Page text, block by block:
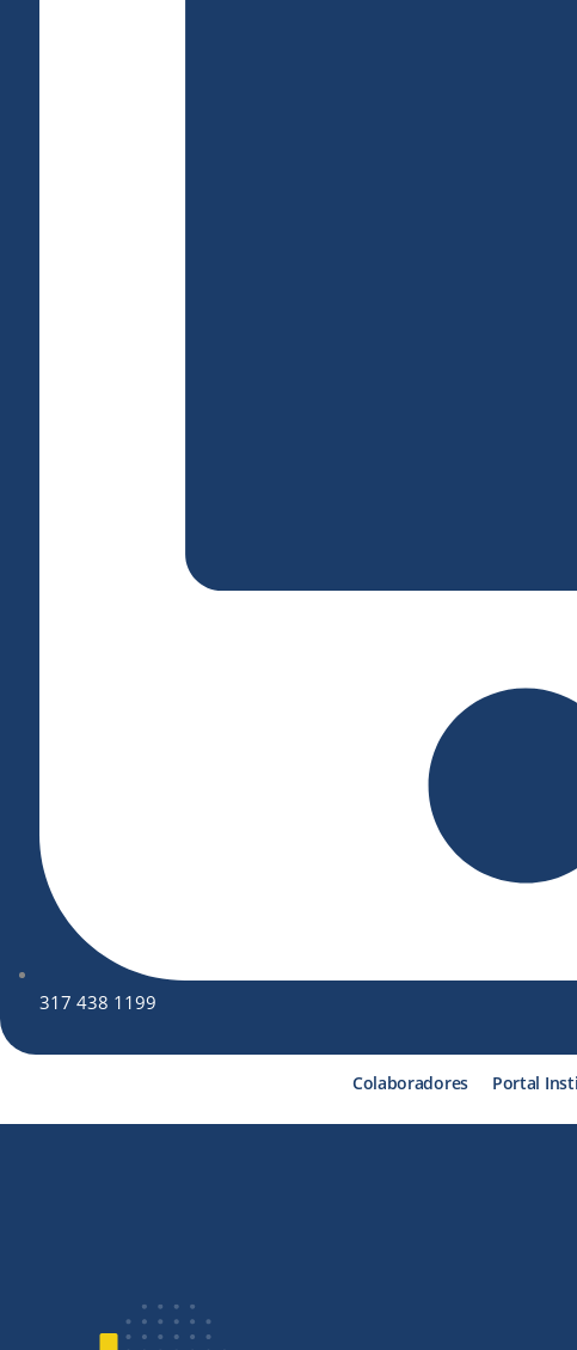
317 438 1199
Colaboradores Portal